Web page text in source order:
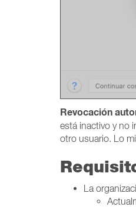
Revocación
está inactivo y no
otro usuario. Lo
La